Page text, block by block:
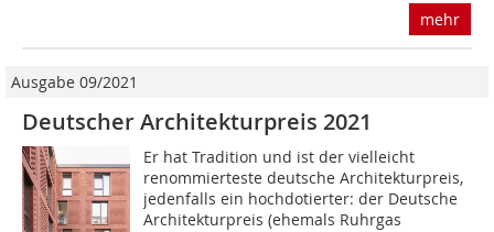
mehr
Ausgabe 09/2021
Deutscher Architekturpreis 2021
Er hat Tradition und ist der vielleicht
renommierteste deutsche Architekturpreis,
jedenfalls ein hochdotierter: der Deutsche
Architekturpreis (ehemals Ruhrgas